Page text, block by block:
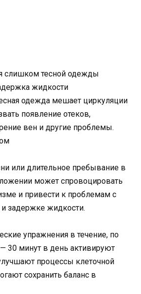
слишком тесной одежды
жидкости
одежда мешает циркуляции
появление отеков,
вен и другие проблемы.
или длительное пребывание в
может спровоцировать
и привести к проблемам с
задержке жидкости.
упражнения в течение, по
30 минут в день активируют
процессы клеточной
сохранить баланс в